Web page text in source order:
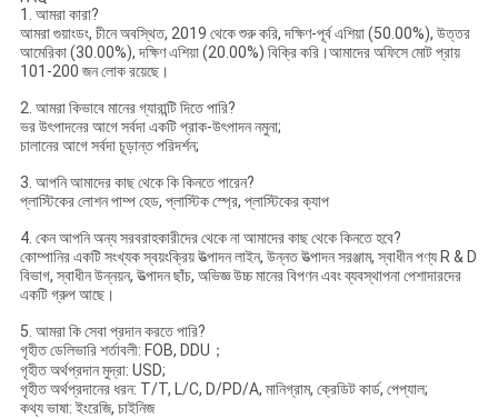
1. আমরা কারা?
আমরা গুয়াংডং, চীনে অবস্থিত, 2019 থেকে শুরু করি, দক্ষিণ-পূর্ব এশিয়া (50.00%), উত্তর
আমেরিকা (30.00%), দক্ষিণ এশিয়া (20.00%) বিক্রি করি।আমাদের অফিসে মোট প্রায়
101-200 জন লোক রয়েছে।
2. আমরা কিভাবে মানের গ্যারান্টি দিতে পারি?
ভর উৎপাদনের আগে সর্বদা একটি প্রাক-উৎপাদন নমুনা;
চালানের আগে সর্বদা চূড়ান্ত পরিদর্শন;
3. আপনি আমাদের কাছ থেকে কি কিনতে পারেন?
প্লাস্টিকের লোশন পাম্প হেড, প্লাস্টিক স্প্রে, প্লাস্টিকের ক্যাপ
4. কেন আপনি অন্য সরবরাহকারীদের থেকে না আমাদের কাছ থেকে কিনতে হবে?
কোম্পানির একটি সংখ্যক স্বয়ংক্রিয় উত্পাদন লাইন, উন্নত উত্পাদন সরঞ্জাম, স্বাধীন পণ্য R & D
বিভাগ, স্বাধীন উন্নয়ন, উত্পাদন ছাঁচ, অভিজ্ঞ উচ্চ মানের বিপণন এবং ব্যবস্থাপনা পেশাদারদের
একটি গ্রুপ আছে।
5. আমরা কি সেবা প্রদান করতে পারি?
গৃহীত ডেলিভারি শর্তাবলী: FOB, DDU；
গৃহীত অর্থপ্রদান মুদ্রা: USD;
গৃহীত অর্থপ্রদানের ধরন: T/T, L/C, D/PD/A, মানিগ্রাম, ক্রেডিট কার্ড, পেপ্যাল;
কথ্য ভাষা: ইংরেজি, চাইনিজ